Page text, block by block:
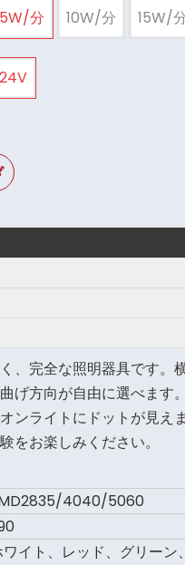
5W/分 10W/分 15W/
24V
、完全な照明器具です。
げ方向が自由に選べます
ンライトにドットが見え
をお楽しみください。
4040/5060
イト、レッド、グリーン